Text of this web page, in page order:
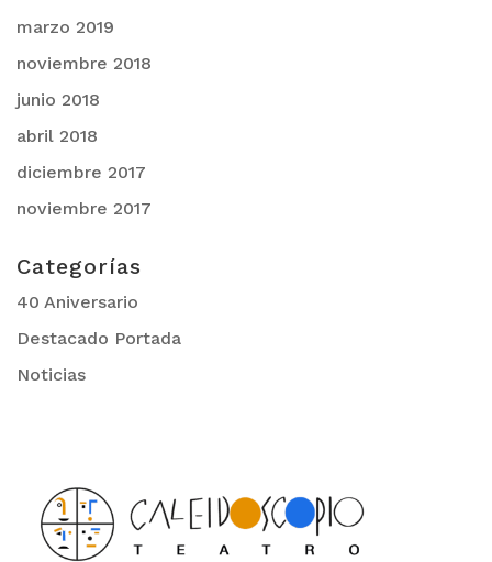
marzo 2019
noviembre 2018
junio 2018
abril 2018
diciembre 2017
noviembre 2017
Categorías
40 Aniversario
Destacado Portada
Noticias